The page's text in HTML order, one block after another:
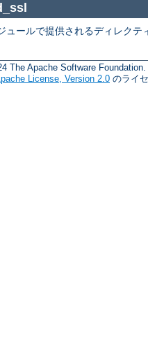
ュールで提供されるディレクテ
The Apache Software Foundation.
License, Version 2.0 のライ